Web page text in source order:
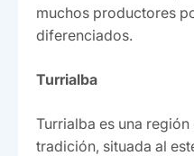
muchos productores
diferenciados.
Turrialba
Turrialba es una
tradición, situada al